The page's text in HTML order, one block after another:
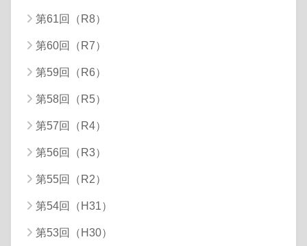
第61回（R8）
第60回（R7）
第59回（R6）
第58回（R5）
第57回（R4）
第56回（R3）
第55回（R2）
第54回（H31）
第53回（H30）